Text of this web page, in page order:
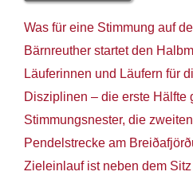
Was für eine Stimmung auf
Bärnreuther startet den
Läuferinnen und Läufern für
Disziplinen – die erste Hälfte
Stimmungsnester, die
Pendelstrecke am
Zieleinlauf ist neben dem